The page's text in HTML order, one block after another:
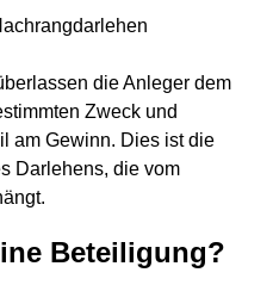
die Anleger dem
Zweck und
am Gewinn. Dies ist die
Darlehens, die vom
Beteiligung?